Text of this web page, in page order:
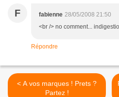
F fabienne 28/05/2008 21:50
<br /> no comment...
Répondre
< A vos marques ! Prets ?
Partez !